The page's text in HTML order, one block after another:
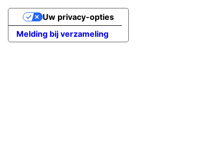
Melding bij verzameling
Uw privacy-opties